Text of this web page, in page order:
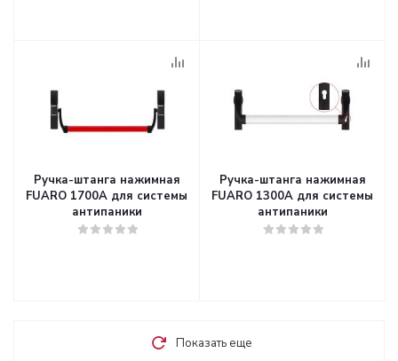
Ручка-штанга нажимная
FUARO 1700А для системы
антипаники
Ручка-штанга нажимная
FUARO 1300А для системы
антипаники
Показать еще